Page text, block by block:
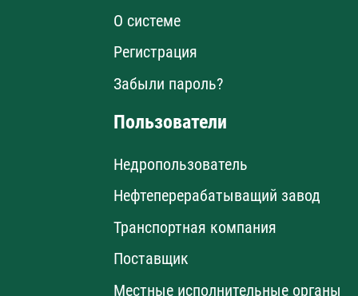
О системе
Регистрация
Забыли пароль?
Пользователи
Недропользователь
Нефтеперерабатыващий завод
Транспортная компания
Поставщик
Местные исполнительные органы